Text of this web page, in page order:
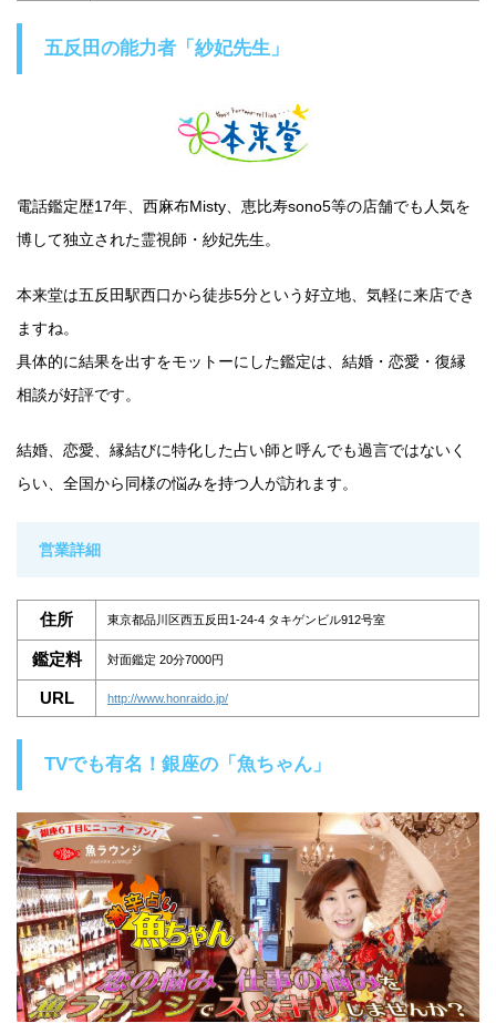
五反田の能力者「紗妃先生」
電話鑑定歴17年、西麻布Misty、恵比寿sono5等の店舗でも人気を
博して独立された霊視師・紗妃先生。
本来堂は五反田駅西口から徒歩5分という好立地、気軽に来店でき
ますね。
具体的に結果を出すをモットーにした鑑定は、結婚・恋愛・復縁
相談が好評です。
結婚、恋愛、縁結びに特化した占い師と呼んでも過言ではないく
らい、全国から同様の悩みを持つ人が訪れます。
営業詳細
住所 東京都品川区西五反田1-24-4 タキゲンビル912号室
鑑定料 対面鑑定 20分7000円
URL http://www.honraido.jp/
TVでも有名！銀座の「魚ちゃん」